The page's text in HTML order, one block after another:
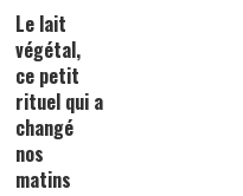
Le lait
végétal,
ce petit
rituel qui a
changé
nos
matins